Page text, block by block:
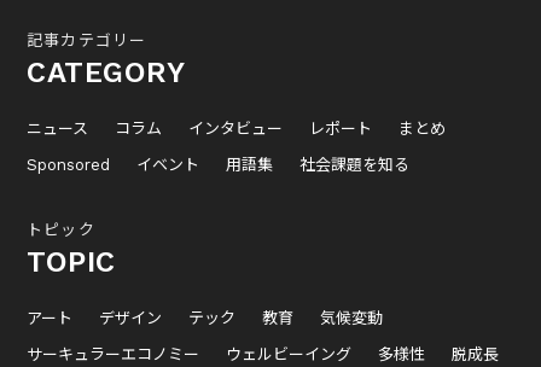
記事カテゴリー
CATEGORY
ニュース コラム インタビュー レポート
まとめ
Sponsored
イベント 用語集 社会課題を知る
トピック
TOPIC
アート デザイン テック 教育
気候変動
サーキュラーエコノミー
ウェルビーイング 多様性 脱成長